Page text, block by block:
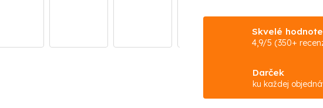
Skvelé
4,9/5 (350+
Darček
ku každej